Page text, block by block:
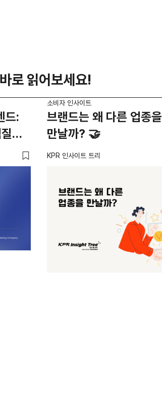
로 읽어보세요!
드:
소비자 인사이트
브랜드는 왜 다른 업종을
만날까? 🤝
KPR 인사이트 트리